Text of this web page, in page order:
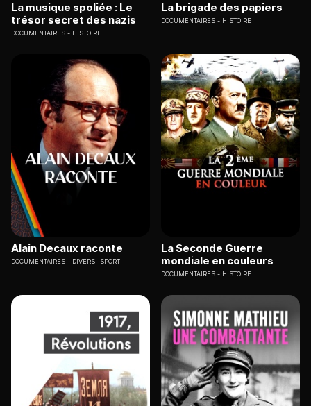
La musique spoliée : Le
trésor secret des nazis
DOCUMENTAIRES HISTOIRE
La brigade des papiers
DOCUMENTAIRES HISTOIRE
Alain Decaux raconte
DOCUMENTAIRES DIVERS- SPORT
La Seconde Guerre
mondiale en couleurs
DOCUMENTAIRES HISTOIRE